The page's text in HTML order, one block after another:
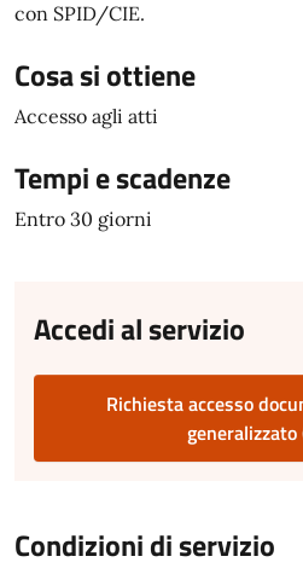
con SPID/CIE.
Cosa si ottiene
Accesso agli atti
Tempi e scadenze
Entro 30 giorni
Accedi al servizio
Richiesta accesso
generalizzato
Condizioni di servizio